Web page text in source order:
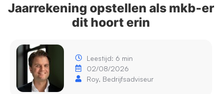
Jaarrekening opstellen als mkb-er
dit hoort erin
Leestijd: 6 min
02/08/2026
Roy, Bedrijfsadviseur